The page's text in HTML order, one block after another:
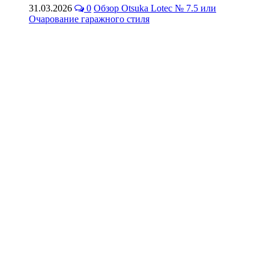
31.03.2026 0 Обзор Otsuka Lotec № 7.5 или
Очарование гаражного стиля